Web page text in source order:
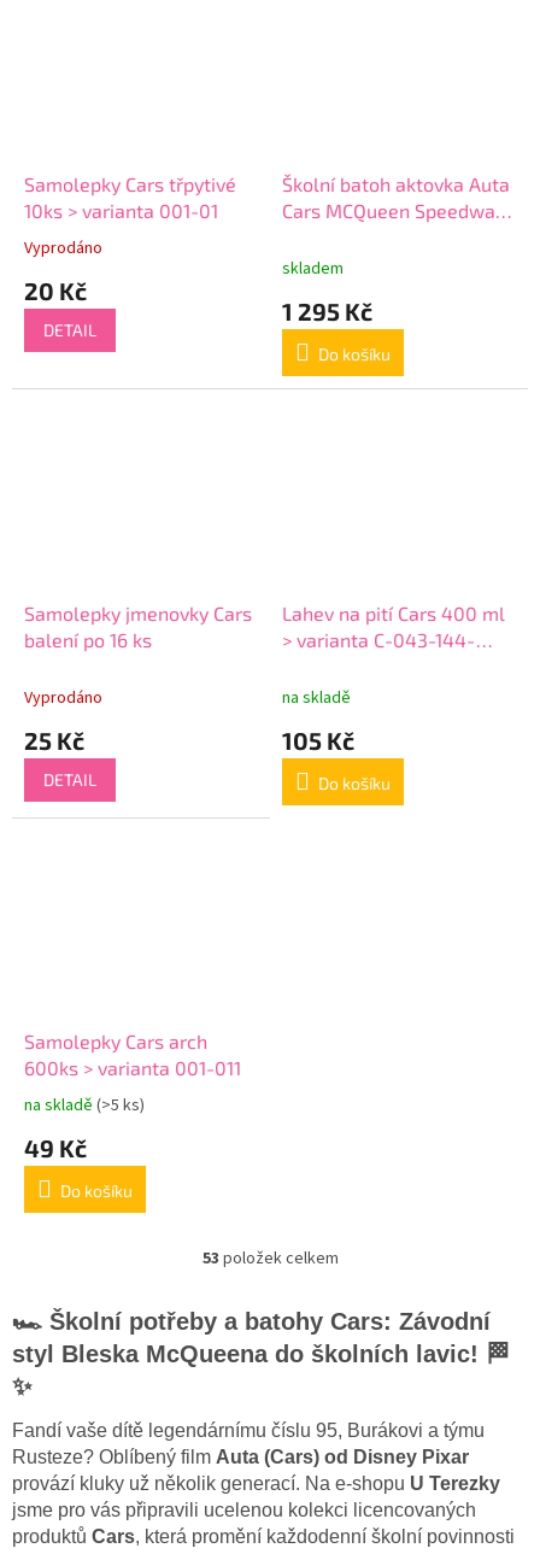
Samolepky Cars třpytivé
10ks > varianta 001-01
Průměrné
produktu
5,0
5
Vyprodáno
20 Kč
DETAIL
Školní batoh aktovka Auta
Cars MCQueen Speedway
varianta C-239-01
skladem
1 295 Kč
Do košíku
Samolepky jmenovky Cars
balení po 16 ks
Vyprodáno
25 Kč
DETAIL
Lahev na pití Cars 400 ml
> varianta C-043-144-
na skladě
105 Kč
Do košíku
Samolepky Cars arch
600ks > varianta 001-011
Průměrné
produktu
5,0
na skladě (>5 ks)
49 Kč
Do košíku
O
l
á
d
í
p
r
v
k
y
53 položek celkem
🏎️ Školní potřeby a batohy Cars: Závodní
styl Bleska McQueena do školních lavic! 🏁
✨
Fandí vaše dítě legendárnímu číslu 95, Burákovi a týmu
Rusteze? Oblíbený film Auta (Cars) od Disney Pixar
provází kluky už několik generací. Na e-shopu U Terezky
jsme pro vás připravili ucelenou kolekci licencovaných
produktů Cars, která promění každodenní školní povinnosti